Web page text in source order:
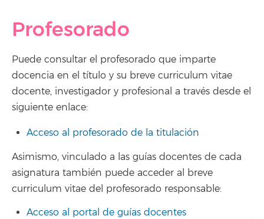
Profesorado
Puede consultar el profesorado que imparte
docencia en el título y su breve curriculum vitae
docente, investigador y profesional a través desde el
siguiente enlace:
Acceso al profesorado de la titulación
Asimismo, vinculado a las guías docentes de cada
asignatura también puede acceder al breve
curriculum vitae del profesorado responsable:
Acceso al portal de guías docentes